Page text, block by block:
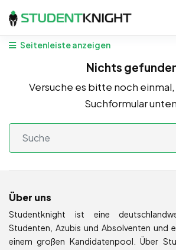
Seitenleiste anzeigen
Nichts
Versuche es bitte noch
Suchformular
Über uns
Studentknight ist eine
Studenten, Azubis und Absolventen und
einem großen Kandidatenpool. Über